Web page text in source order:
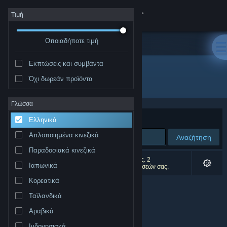
Σύνδεση
Κατάστημα
Σχετικά
Υποστήριξη
Αλλαγή γλώσσας
Προβολή ιστοσελίδας για υπολογιστές
Τιμή
Οποιαδήποτε τιμή
Εκπτώσεις και συμβάντα
Όχι δωρεάν προϊόντα
Γλώσσα
Ελληνικά
Απλοποιημένα κινεζικά
Παραδοσιακά κινεζικά
Ιαπωνικά
Κορεατικά
Ταϊλανδικά
Αραβικά
Εκδότης: LIGA
Ταξινόμηση ανά
Αναζήτηση
0 αποτελέσματα ταιριάζουν με την αναζήτησή σας. 2
αποτελέσματα αποκλείστηκαν βάσει των προτιμήσεών σας.